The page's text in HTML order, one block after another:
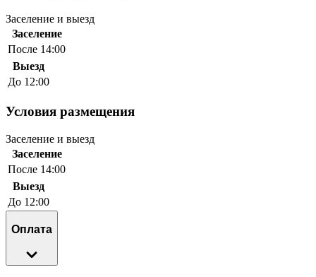
Заселение и выезд
Заселение
После 14:00
Выезд
До 12:00
Условия размещения
Заселение и выезд
Заселение
После 14:00
Выезд
До 12:00
Оплата